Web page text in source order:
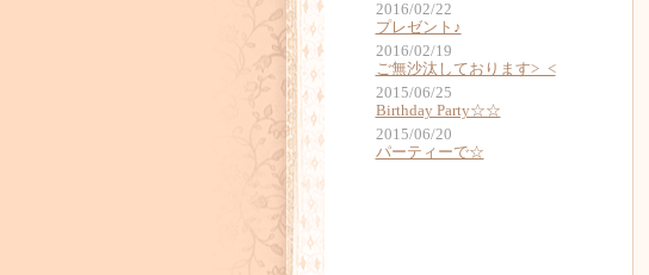
2016/02/22
プレゼント♪
2016/02/19
ご無沙汰しております>_<
2015/06/25
Birthday Party☆☆
2015/06/20
パーティーで☆